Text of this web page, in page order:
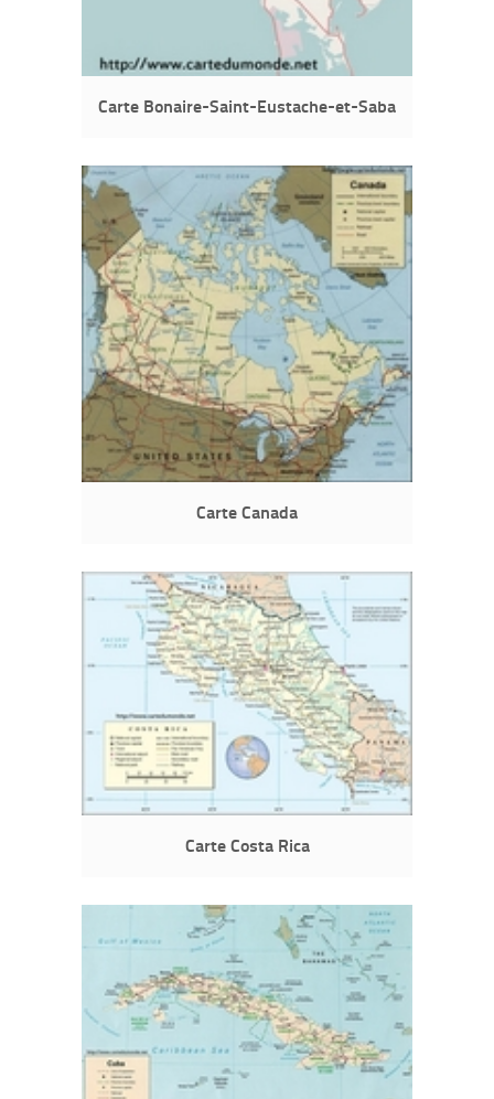
Carte Bonaire-Saint-Eustache-et-Saba
Carte Canada
Carte Costa Rica